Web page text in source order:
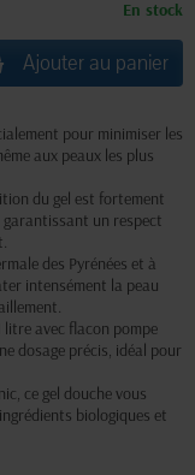
En stock
Ajouter au panier
pour minimiser les
aux peaux les plus
du gel est fortement
garantissant un respect
des Pyrénées et à
intensément la peau
litre avec flacon pompe
dosage précis, idéal pour
ce gel douche vous
biologiques et